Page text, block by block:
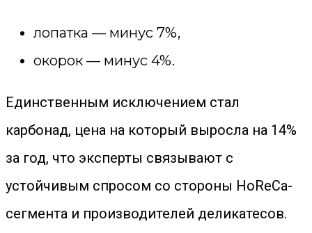
лопатка — минус 7%,
окорок — минус 4%.
Единственным исключением стал
карбонад, цена на который выросла на 14%
за год, что эксперты связывают с
устойчивым спросом со стороны HoReCa-
сегмента и производителей деликатесов.